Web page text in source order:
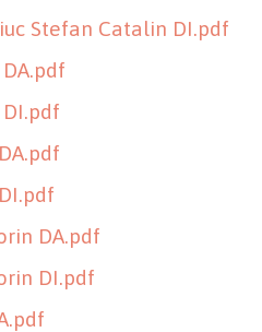
Stefan Catalin DI.pdf
DA.pdf
DI.pdf